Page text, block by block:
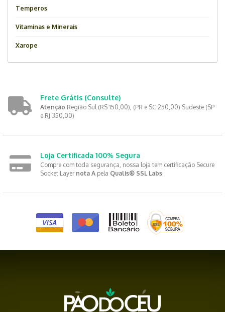
Temperos
Vitaminas e Minerais
Xarope
Frete Grátis (Consulte)
Atenção Região Sul (RS 150,00), (PR e SC 250,00) Sudeste (SP
e RJ 350,00)
Loja Certificada 100% Segura
Compre com toda segurança, nossa loja tem certificação Secure
Socket Layer nota A pela Qualis® SSL Labs.